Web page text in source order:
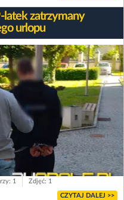
latek zatrzymany
urlopu
1 Zdjęć: 1
CZYTAJ DALEJ >>